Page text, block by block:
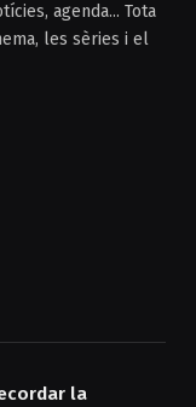
agenda... Tota
les sèries i el
la